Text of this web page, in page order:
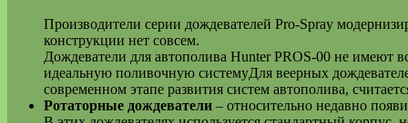
Производители серии дождевателей Pro-Spray
конструкции нет совсем.
Дождеватели для автополива Hunter PROS-00 не имеют
идеальную поливочную системуДля веерных
современном этапе развития систем автополива,
Ротаторные дождеватели – относительно недавно